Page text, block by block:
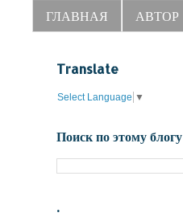
ГЛАВНАЯ АВТОР
Translate
Select Language ▼
Поиск по этому блогу
.